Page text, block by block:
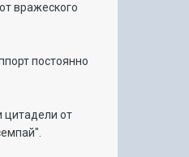
вражеского
постоянно
цитадели от